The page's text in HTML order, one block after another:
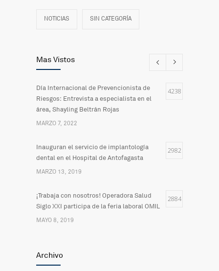
NOTICIAS SIN CATEGORÍA
Mas Vistos
Día Internacional de Prevencionista de
Riesgos: Entrevista a especialista en el
área, Shayling Beltrán Rojas
4238
MARZO 7, 2022
Inauguran el servicio de implantología
dental en el Hospital de Antofagasta
2982
MARZO 13, 2019
¡Trabaja con nosotros! Operadora Salud
Siglo XXI participa de la feria laboral OMIL
2884
MAYO 8, 2019
la Comunicación del Hospital
Archivo